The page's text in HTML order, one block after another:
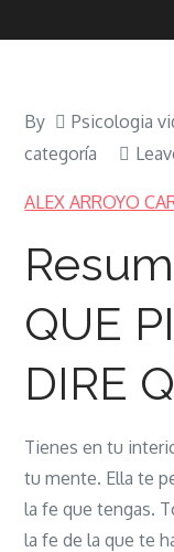
By Psicologia
categoría
ALEX ARROYO
QUE
DIRE
Tienes en tu
tu mente. Ella te
la fe que tengas.
la fe de la que te